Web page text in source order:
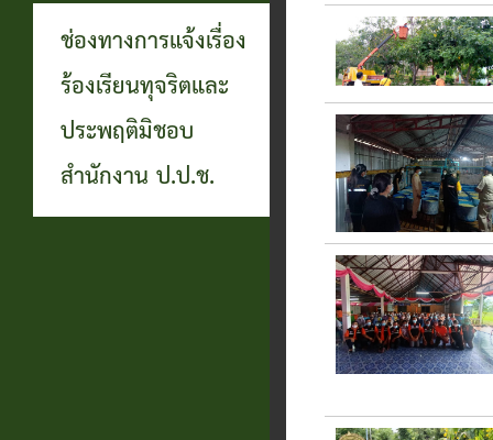
ช่องทางการแจ้งเรื่อง
ร้องเรียนทุจริตและ
ประพฤติมิชอบ
สำนักงาน ป.ป.ช.